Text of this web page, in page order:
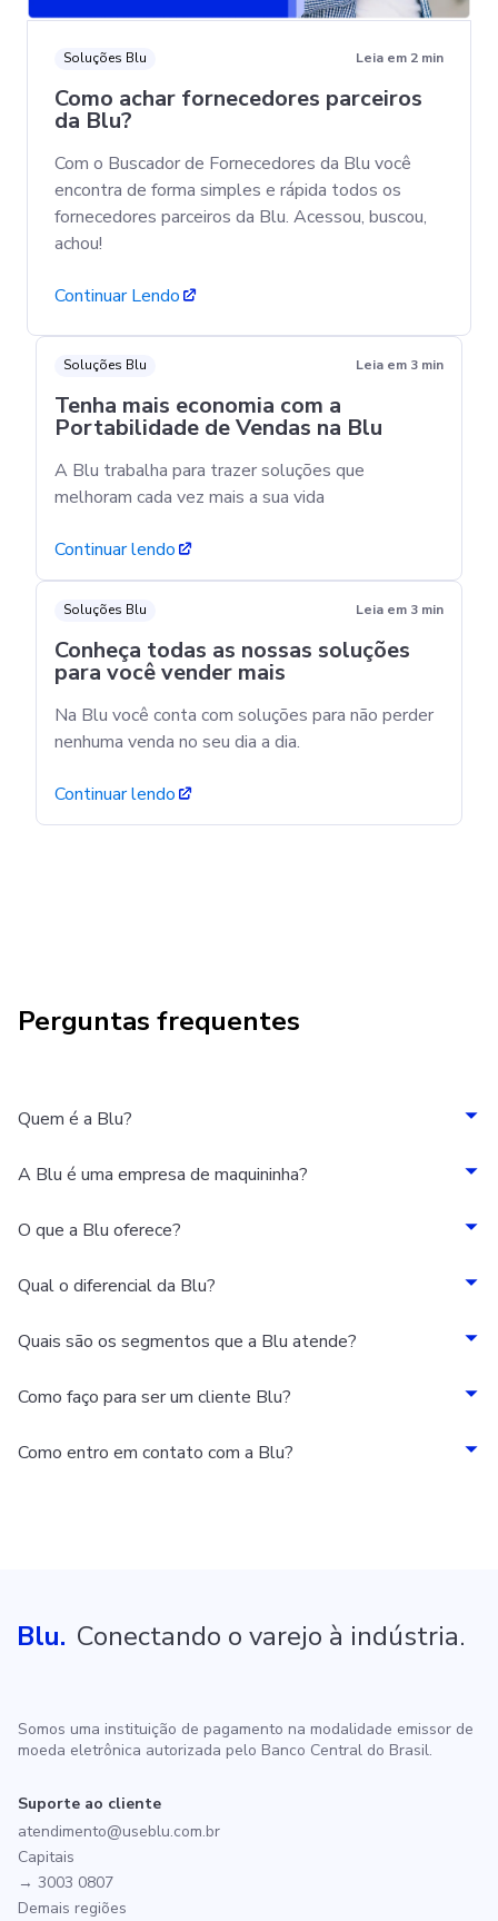
Soluções Blu Leia em 2 min
Como achar fornecedores parceiros
da Blu?
Com o Buscador de Fornecedores da Blu você
encontra de forma simples e rápida todos os
fornecedores parceiros da Blu. Acessou, buscou,
achou!
Continuar Lendo
Soluções Blu Leia em 3 min
Tenha mais economia com a
Portabilidade de Vendas na Blu
A Blu trabalha para trazer soluções que
melhoram cada vez mais a sua vida
Continuar lendo
Soluções Blu Leia em 3 min
Conheça todas as nossas soluções
para você vender mais
Na Blu você conta com soluções para não perder
nenhuma venda no seu dia a dia.
Continuar lendo
Perguntas frequentes
Quem é a Blu?
A Blu é uma empresa de maquininha?
O que a Blu oferece?
Qual o diferencial da Blu?
Quais são os segmentos que a Blu atende?
Como faço para ser um cliente Blu?
Como entro em contato com a Blu?
Blu. Conectando o varejo à indústria.
Somos uma instituição de pagamento na modalidade emissor de
moeda eletrônica autorizada pelo Banco Central do Brasil.
Suporte ao cliente
atendimento@useblu.com.br
Capitais
→ 3003 0807
Demais regiões